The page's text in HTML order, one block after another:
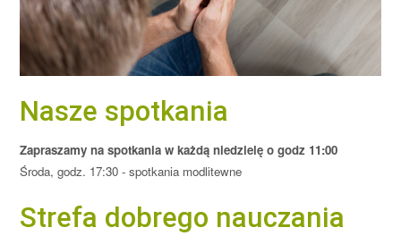
Nasze spotkania
Zapraszamy na spotkania w każdą niedzielę o godz 11:00
Środa, godz. 17:30 - spotkania modlitewne
Strefa dobrego nauczania